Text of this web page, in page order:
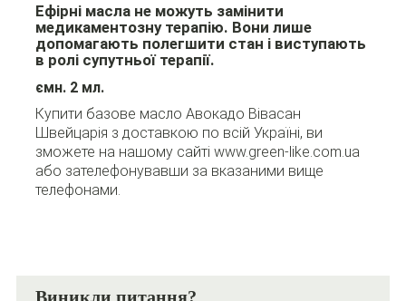
Ефірні масла не можуть замінити
медикаментозну терапію. Вони лише
допомагають полегшити стан і виступають
в ролі супутньої терапії.
ємн. 2 мл.
Купити базове масло Авокадо Вівасан
Швейцарія з доставкою по всій Україні, ви
зможете на нашому сайті www.green-like.com.ua
або зателефонувавши за вказаними вище
телефонами.
Виникли питання?